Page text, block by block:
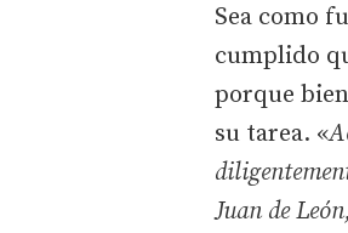
Sea como
cumplido
porque
su tarea. «
Juan de